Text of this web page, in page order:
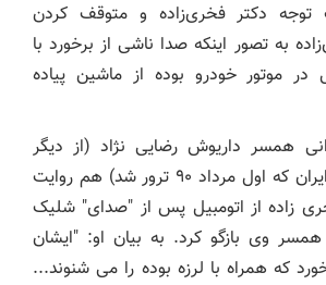
دکتر فخری‌زاده و متوقف کردن
به تصور اینکه صدا ناشی از برخورد با
در موتور خودرو بوده از ماشین پیاده
پیرانی همسر داریوش رضایی نژاد (از دیگر
متخصصان هسته ای ایران که اول مرداد ۹۰ ترور شد) هم روایت
زاده از اتومبیل پس از "صدای" شلیک
همسر وی بازگو کرد. به بیان او: "ایشان
که همراه با لرزه بوده را می شنوند...